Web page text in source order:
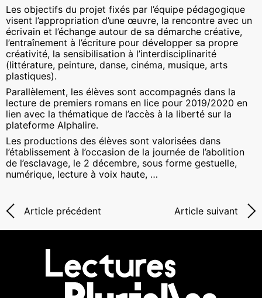
Les objectifs du projet fixés par l’équipe pédagogique
visent l’appropriation d’une œuvre, la rencontre avec un
écrivain et l’échange autour de sa démarche créative,
l’entraînement à l’écriture pour développer sa propre
créativité, la sensibilisation à l’interdisciplinarité
(littérature, peinture, danse, cinéma, musique, arts
plastiques).
Parallèlement, les élèves sont accompagnés dans la
lecture de premiers romans en lice pour 2019/2020 en
lien avec la thématique de l’accès à la liberté sur la
plateforme Alphalire.
Les productions des élèves sont valorisées dans
l’établissement à l’occasion de la journée de l’abolition
de l’esclavage, le 2 décembre, sous forme gestuelle,
numérique, lecture à voix haute, …
Article précédent Article suivant